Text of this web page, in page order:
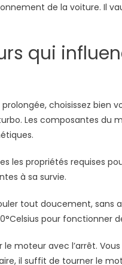
d’un
?
de la voiture. Il
qui
choisissez bien
Les composantes du
les propriétés requises
à sa survie.
tout doucement, sans
pour fonctionner
moteur avec l’arrêt.
il suffit de tourner le